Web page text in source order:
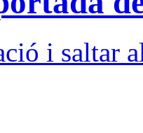
i saltar